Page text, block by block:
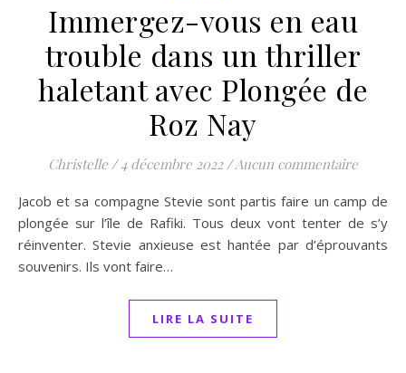
Immergez-vous en eau
trouble dans un thriller
haletant avec Plongée de
Roz Nay
Christelle / 4 décembre 2022 /Aucun commentaire
Jacob et sa compagne Stevie sont partis faire un camp de
plongée sur l’île de Rafiki. Tous deux vont tenter de s’y
réinventer. Stevie anxieuse est hantée par d’éprouvants
souvenirs. Ils vont faire…
LIRE LA SUITE